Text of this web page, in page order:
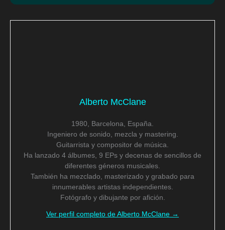
Alberto McClane
1980, Barcelona, España.
Ingeniero de sonido, mezcla y mastering.
Guitarrista y compositor de música.
Ha lanzado 4 álbumes, 9 EPs y decenas de sencillos de
diferentes géneros musicales.
También ha mezclado, masterizado y grabado para
innumerables artistas independientes.
Fotógrafo y dibujante por afición.
Ver perfil completo de Alberto McClane →